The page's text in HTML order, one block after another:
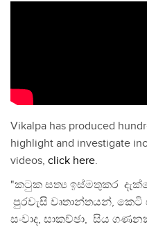
Vikalpa has produced
highlight and investigate
videos, click here.
"කටුක සත්‍ය ඉස්මතුකර
පුරවැසි වෘතාන්තයන්, කෙටි
සංවාද, සාකච්ඡා, සිය